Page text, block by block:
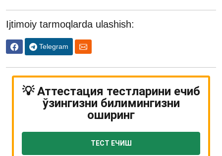
Ijtimoiy tarmoqlarda ulashish:
Telegram
💡 Аттестация тестларини ечиб
ўзингизни билимингизни
оширинг
ТЕСТ ЕЧИШ